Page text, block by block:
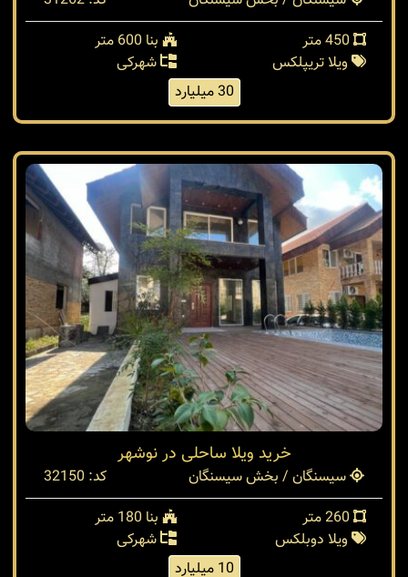
بنا 600 متر
ویلا تریپلکس
شهرکی
30 میلیارد
خرید ویلا ساحلی در نوشهر
سیسنگان / بخش سیسنگان
کد: 32150
بنا 180 متر
ویلا دوبلکس
شهرکی
10 میلیارد